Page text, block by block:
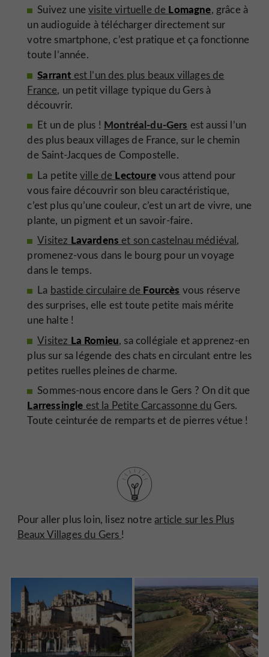
Suivez unevisite virtuelle de Lomagne, grâce à
un audioguide à télécharger directement sur
votre smartphone, c’est pratique et ça fonctionne
toute l’année.
Sarrant est l’un des plus beaux villages de
France, un petit village typique du Gers à
découvrir.
Et un de plus ! Montréal-du-Gers est aussi l’un
des plus beaux villages de France, sur le chemin
de Saint-Jacques de Compostelle.
La petiteville de Lectourevous attend pour
vous faire découvrir son bleu caractéristique,
c’est plus qu’une couleur, c’est un art de vivre, une
plante, un pigment et un savoir-faire.
Visitez Lavardens et son castelnau médiéval,
promenez-vous dans le bourg pour un voyage
dans le temps.
La bastide circulaire de Fourcès vous réserve
des surprises, elle est toute petite mais mérite
une halte !
Visitez La Romieu, sa collégiale et apprenez-en
plus sur sa légende des chats en circulant entre les
petites ruelles pleines de charme.
Sommes-nous encore dans le Gers ? On dit que
Larressingle est la Petite Carcassonne du Gers.
Toute ceinturée de remparts et de pierres vétue !
Pour aller plus loin, lisez notrearticle sur les Plus
Beaux Villages du Gers !